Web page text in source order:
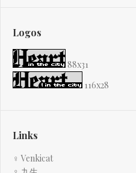
Logos
88x31
116x28
Links
♀ Venkicat